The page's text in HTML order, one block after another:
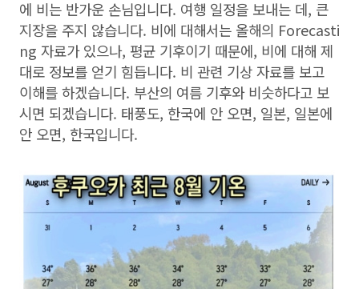
에 비는 반가운 손님입니다. 여행 일정을 보내는 데, 큰
지장을 주지 않습니다. 비에 대해서는 올해의 Forecasti
ng 자료가 있으나, 평균 기후이기 때문에, 비에 대해 제
대로 정보를 얻기 힘듭니다. 비 관련 기상 자료를 보고
이해를 하겠습니다. 부산의 여름 기후와 비슷하다고 보
시면 되겠습니다. 태풍도, 한국에 안 오면, 일본, 일본에
안 오면, 한국입니다.